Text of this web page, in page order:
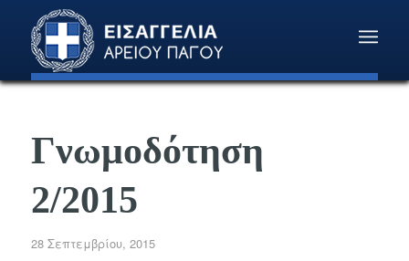
Γνωμοδότηση
2/2015
28 Σεπτεμβρίου, 2015